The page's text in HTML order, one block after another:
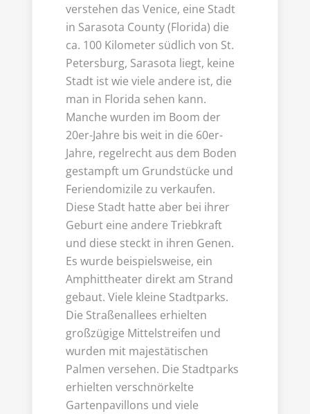
verstehen das Venice, eine Stadt
in Sarasota County (Florida) die
ca. 100 Kilometer südlich von St.
Petersburg, Sarasota liegt, keine
Stadt ist wie viele andere ist, die
man in Florida sehen kann.
Manche wurden im Boom der
20er-Jahre bis weit in die 60er-
Jahre, regelrecht aus dem Boden
gestampft um Grundstücke und
Feriendomizile zu verkaufen.
Diese Stadt hatte aber bei ihrer
Geburt eine andere Triebkraft
und diese steckt in ihren Genen.
Es wurde beispielsweise, ein
Amphittheater direkt am Strand
gebaut. Viele kleine Stadtparks.
Die Straßenallees erhielten
großzügige Mittelstreifen und
wurden mit majestätischen
Palmen versehen. Die Stadtparks
erhielten verschnörkelte
Gartenpavillons und viele